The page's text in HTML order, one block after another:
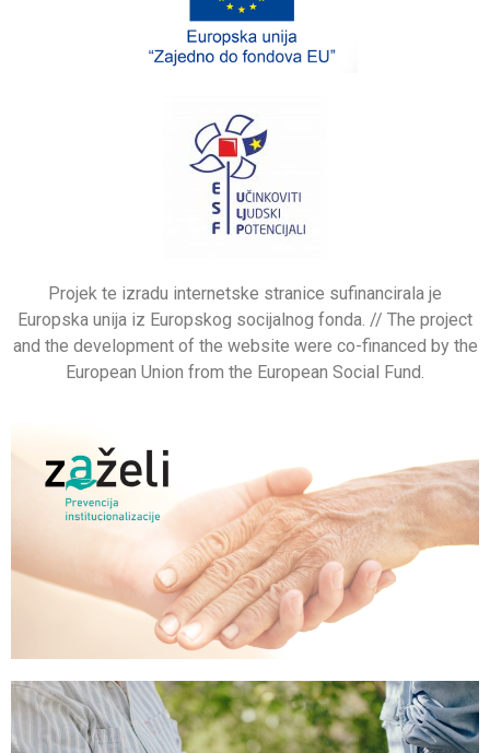
Projek te izradu internetske stranice sufinancirala je
Europska unija iz Europskog socijalnog fonda. // The project
and the development of the website were co-financed by the
European Union from the European Social Fund.